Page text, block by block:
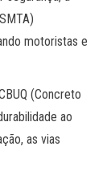
motoristas e
(Concreto
ao
as vias